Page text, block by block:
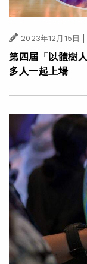
2023年12月15日 |
第四屆「以體樹
多人一起上場